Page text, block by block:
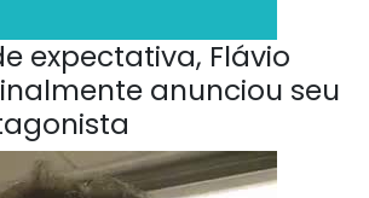
expectativa, Flávio
anunciou seu